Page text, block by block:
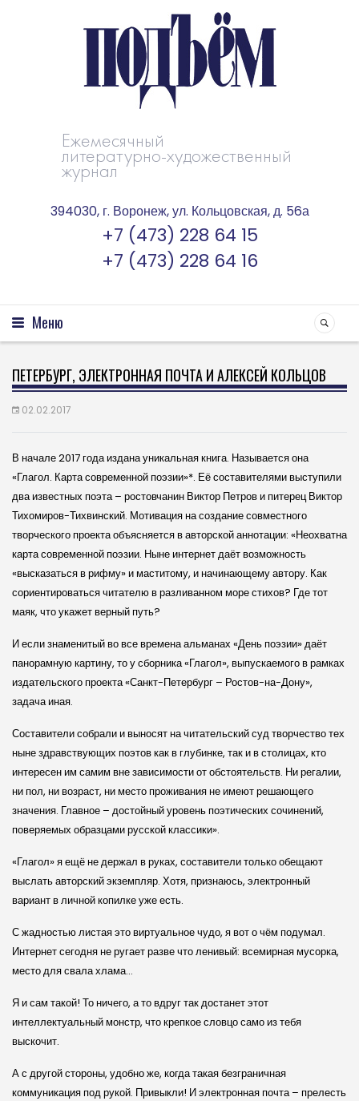
Ежемесячный
литературно-художественный
журнал
394030, г. Воронеж, ул. Кольцовская, д. 56а
+7 (473) 228 64 15
+7 (473) 228 64 16
Меню
ПЕТЕРБУРГ, ЭЛЕКТРОННАЯ ПОЧТА И АЛЕКСЕЙ КОЛЬЦОВ
02.02.2017
В начале 2017 года издана уникальная книга. Называется она
«Глагол. Карта современной поэзии»*. Её составителями выступили
два известных поэта – ростовчанин Виктор Петров и питерец Виктор
Тихомиров-Тихвинский. Мотивация на создание совместного
творческого проекта объясняется в авторской аннотации: «Неохватна
карта современной поэзии. Ныне интернет даёт возможность
«высказаться в рифму» и маститому, и начинающему автору. Как
сориентироваться читателю в разливанном море стихов? Где тот
маяк, что укажет верный путь?
И если знаменитый во все времена альманах «День поэзии» даёт
панорамную картину, то у сборника «Глагол», выпускаемого в рамках
издательского проекта «Санкт-Петербург – Ростов-на-Дону»,
задача иная.
Составители собрали и выносят на читательский суд творчество тех
ныне здравствующих поэтов как в глубинке, так и в столицах, кто
интересен им самим вне зависимости от обстоятельств. Ни регалии,
ни пол, ни возраст, ни место проживания не имеют решающего
значения. Главное – достойный уровень поэтических сочинений,
поверяемых образцами русской классики».
«Глагол» я ещё не держал в руках, составители только обещают
выслать авторский экземпляр. Хотя, признаюсь, электронный
вариант в личной копилке уже есть.
С жадностью листая это виртуальное чудо, я вот о чём подумал.
Интернет сегодня не ругает разве что ленивый: всемирная мусорка,
место для свала хлама…
Я и сам такой! То ничего, а то вдруг так достанет этот
интеллектуальный монстр, что крепкое словцо само из тебя
выскочит.
А с другой стороны, удобно же, когда такая безграничная
коммуникация под рукой. Привыкли! И электронная почта – прелесть